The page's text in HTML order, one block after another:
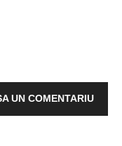
UN COMENTARIU